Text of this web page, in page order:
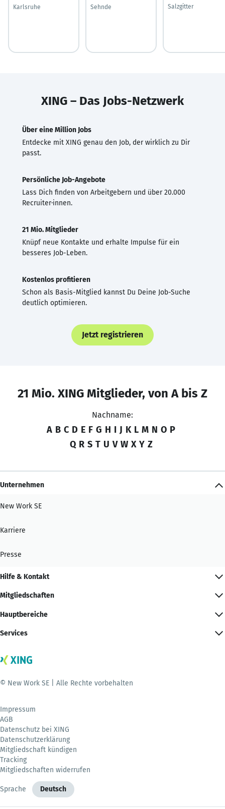
Karlsruhe
Sehnde
Salzgitter
XING – Das Jobs-Netzwerk
Über eine Million Jobs
Entdecke mit XING genau den Job, der wirklich zu Dir
passt.
Persönliche Job-Angebote
Lass Dich finden von Arbeitgebern und über 20.000
Recruiter·innen.
21 Mio. Mitglieder
Knüpf neue Kontakte und erhalte Impulse für ein
besseres Job-Leben.
Kostenlos profitieren
Schon als Basis-Mitglied kannst Du Deine Job-Suche
deutlich optimieren.
Jetzt registrieren
21 Mio. XING Mitglieder, von A bis Z
Nachname:
A B C D E F G H I J K L M N O P
Q R S T U V W X Y Z
Unternehmen
New Work SE
Karriere
Presse
Hilfe & Kontakt
Mitgliedschaften
Hauptbereiche
Services
© New Work SE | Alle Rechte vorbehalten
Impressum
AGB
Datenschutz bei XING
Datenschutzerklärung
Mitgliedschaft kündigen
Tracking
Mitgliedschaften widerrufen
Sprache Deutsch